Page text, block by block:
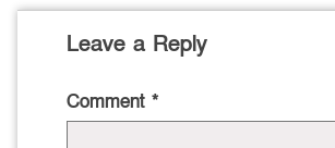
Leave a Reply
Comment *